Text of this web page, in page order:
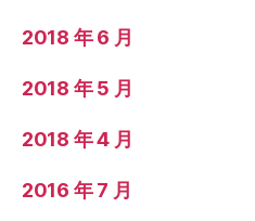
2018 年 6 月
2018 年 5 月
2018 年 4 月
2016 年 7 月